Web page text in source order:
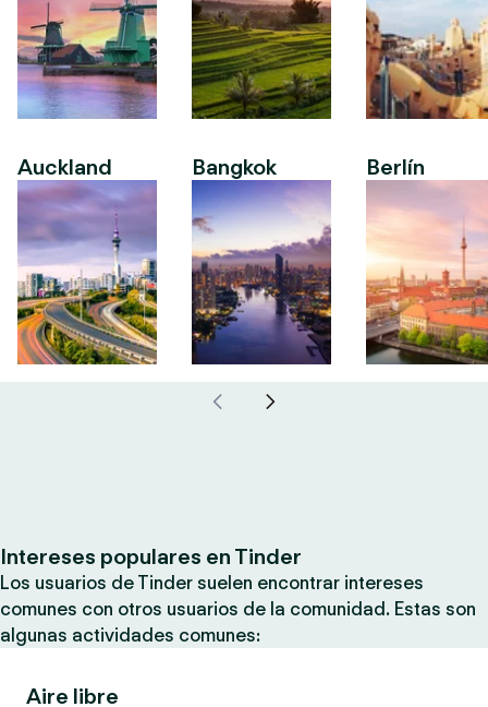
Auckland Bangkok Berlín
Intereses populares en Tinder
Los usuarios de Tinder suelen encontrar intereses
comunes con otros usuarios de la comunidad. Estas son
algunas actividades comunes:
Aire libre